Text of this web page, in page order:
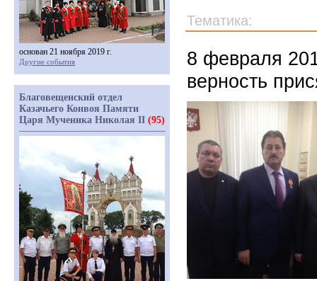
Тематика:
8 февраля
верность
основан 21 ноября 2019 г.
Другие события
Благовещенский отдел
Казачьего Конвоя Памяти
Царя Мученика Николая II (95)